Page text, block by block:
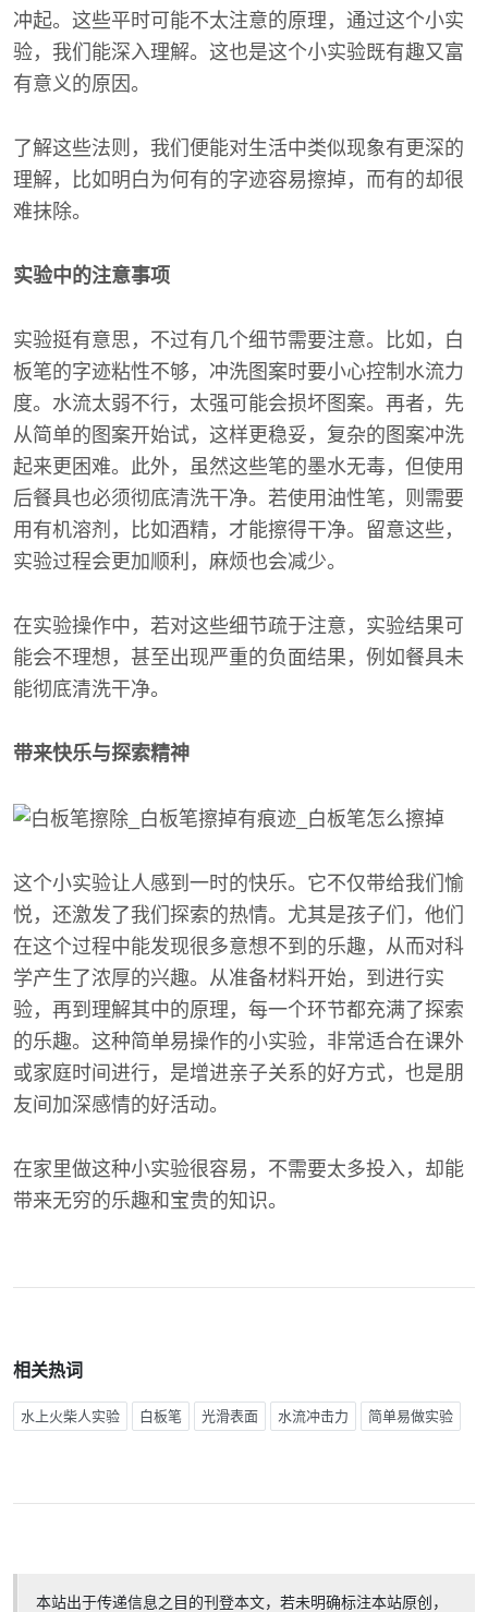
冲起。这些平时可能不太注意的原理，通过这个小实
验，我们能深入理解。这也是这个小实验既有趣又富
有意义的原因。
了解这些法则，我们便能对生活中类似现象有更深的
理解，比如明白为何有的字迹容易擦掉，而有的却很
难抹除。
实验中的注意事项
实验挺有意思，不过有几个细节需要注意。比如，白
板笔的字迹粘性不够，冲洗图案时要小心控制水流力
度。水流太弱不行，太强可能会损坏图案。再者，先
从简单的图案开始试，这样更稳妥，复杂的图案冲洗
起来更困难。此外，虽然这些笔的墨水无毒，但使用
后餐具也必须彻底清洗干净。若使用油性笔，则需要
用有机溶剂，比如酒精，才能擦得干净。留意这些，
实验过程会更加顺利，麻烦也会减少。
在实验操作中，若对这些细节疏于注意，实验结果可
能会不理想，甚至出现严重的负面结果，例如餐具未
能彻底清洗干净。
带来快乐与探索精神
这个小实验让人感到一时的快乐。它不仅带给我们愉
悦，还激发了我们探索的热情。尤其是孩子们，他们
在这个过程中能发现很多意想不到的乐趣，从而对科
学产生了浓厚的兴趣。从准备材料开始，到进行实
验，再到理解其中的原理，每一个环节都充满了探索
的乐趣。这种简单易操作的小实验，非常适合在课外
或家庭时间进行，是增进亲子关系的好方式，也是朋
友间加深感情的好活动。
在家里做这种小实验很容易，不需要太多投入，却能
带来无穷的乐趣和宝贵的知识。
相关热词
水上火柴人实验 白板笔 光滑表面 水流冲击力 简单易做实验
本站出于传递信息之目的刊登本文，若未明确标注本站原创，